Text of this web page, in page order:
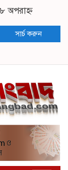
অপরাহ্ন
সার্চ করুন